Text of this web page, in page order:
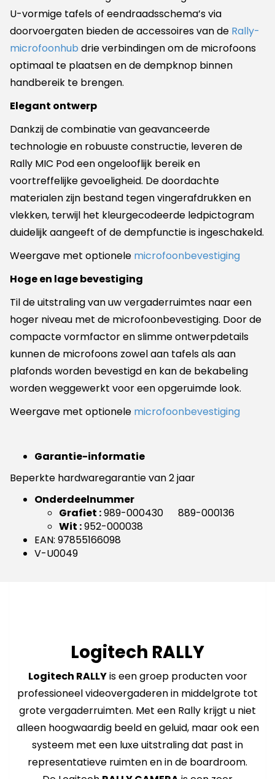
U-vormige tafels of eendraadsschema’s via
doorvoergaten bieden de accessoires van de Rally-
microfoonhub drie verbindingen om de microfoons
optimaal te plaatsen en de dempknop binnen
handbereik te brengen.
Elegant ontwerp
Dankzij de combinatie van geavanceerde
technologie en robuuste constructie, leveren de
Rally MIC Pod een ongelooflijk bereik en
voortreffelijke gevoeligheid. De doordachte
materialen zijn bestand tegen vingerafdrukken en
vlekken, terwijl het kleurgecodeerde ledpictogram
duidelijk aangeeft of de dempfunctie is ingeschakeld.
Weergave met optionele microfoonbevestiging
Hoge en lage bevestiging
Til de uitstraling van uw vergaderruimtes naar een
hoger niveau met de microfoonbevestiging. Door de
compacte vormfactor en slimme ontwerpdetails
kunnen de microfoons zowel aan tafels als aan
plafonds worden bevestigd en kan de bekabeling
worden weggewerkt voor een opgeruimde look.
Weergave met optionele microfoonbevestiging
Garantie-informatie
Beperkte hardwaregarantie van 2 jaar
Onderdeelnummer
Grafiet :989-000430 889-000136
Wit :952-000038
EAN: 97855166098
V-U0049
Logitech RALLY
Logitech RALLYis een groep producten voor
professioneel videovergaderen in middelgrote tot
grote vergaderruimten. Met een Rally krijgt u niet
alleen hoogwaardig beeld en geluid, maar ook een
systeem met een luxe uitstraling dat past in
representatieve ruimten en in de boardroom.